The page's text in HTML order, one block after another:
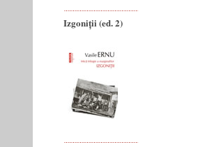
Izgoniții (ed. 2)